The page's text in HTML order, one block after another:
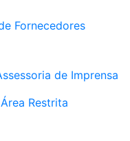
Fornecedores
de Imprensa
Área Restrita